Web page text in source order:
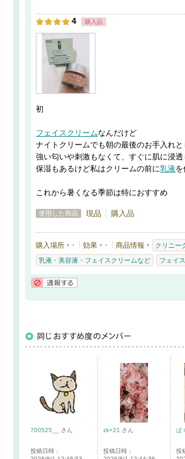
4 購入品
初
フェイスクリームなんだけど
ナイトクリームでも朝の最後のお手入れと
強い匂いや刺激もなくて、すぐに肌に浸
保湿もあるけど私はクリームの前に乳液
これから暑くなる季節は特におすすめ
使用した商品 現品 購入品
購入場所 - 効果 - 商品情報 クリニー
乳液・美容液・フェイスクリームなど フェイ
700525__ さん
投稿日時：
zk+21 さん
投稿日時：
ぱ
投